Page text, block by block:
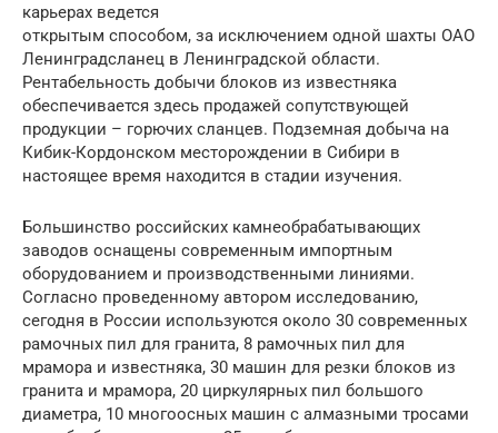
карьерах ведется
открытым способом, за исключением одной шахты ОАО
Ленинградсланец в Ленинградской области.
Рентабельность добычи блоков из известняка
обеспечивается здесь продажей сопутствующей
продукции – горючих сланцев. Подземная добыча на
Кибик-Кордонском месторождении в Сибири в
настоящее время находится в стадии изучения.
Большинство российских камнеобрабатывающих
заводов оснащены современным импортным
оборудованием и производственными линиями.
Согласно проведенному автором исследованию,
сегодня в России используются около 30 современных
рамочных пил для гранита, 8 рамочных пил для
мрамора и известняка, 30 машин для резки блоков из
гранита и мрамора, 20 циркулярных пил большого
диаметра, 10 многоосных машин с алмазными тросами